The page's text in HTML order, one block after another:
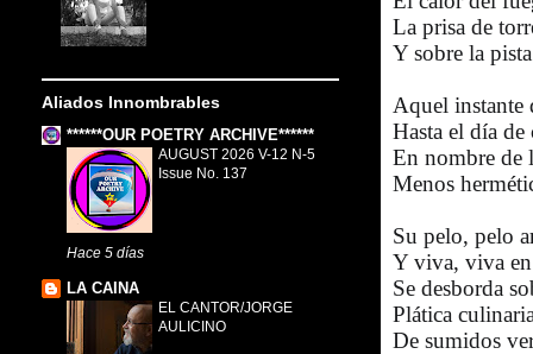
La prisa de
Y sobre la
Aquel instante
Hasta el día de
En nombre de
Menos
Su pelo, pelo
Y viva, viva
Se desborda
Plática
De sumidos
Aliados Innombrables
******OUR POETRY ARCHIVE******
AUGUST 2026 V-12 N-5
Issue No. 137
Hace 5 días
LA CAINA
EL CANTOR/JORGE
AULICINO